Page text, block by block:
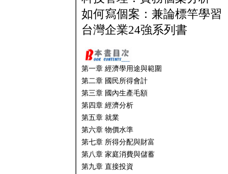
如何寫個案：兼論標竿學習
台灣企業24強系列書
第一章 經濟學用途與範圍
第二章 國民所得會計
第三章 國內生產毛額
第四章 經濟分析
第五章 就業
第六章 物價水準
第七章 所得分配與財富
第八章 家庭消費與儲蓄
第九章 直接投資